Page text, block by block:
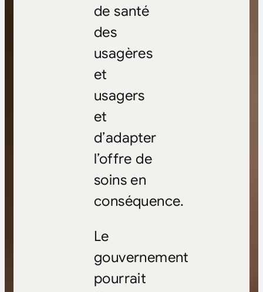
de santé
des
usagères
et
usagers
et
d’adapter
l’offre de
soins en
conséquence.
Le
gouvernement
pourrait